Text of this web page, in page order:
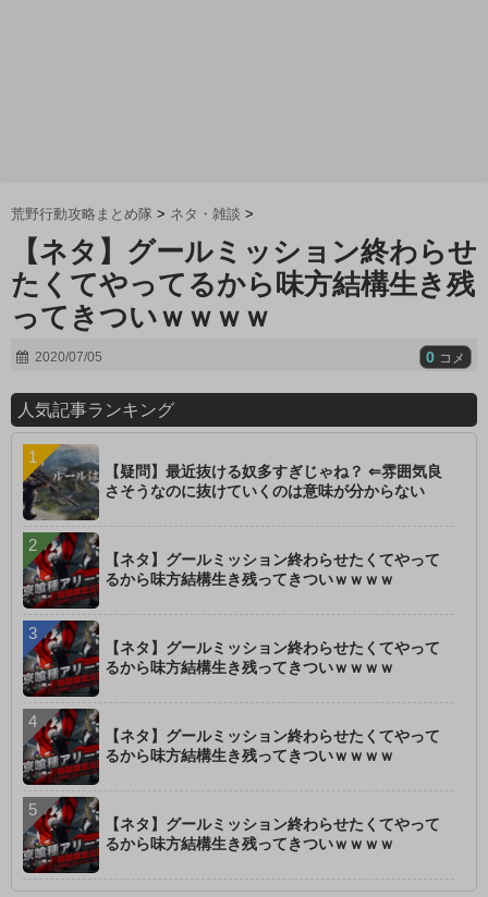
荒野行動攻略まとめ隊 > ネタ・雑談 >
【ネタ】グールミッション終わらせ
たくてやってるから味方結構生き残
ってきついｗｗｗｗ
2020/07/05 0 コメ
人気記事ランキング
【疑問】最近抜ける奴多すぎじゃね？ ⇐雰囲気良
さそうなのに抜けていくのは意味が分からない
【ネタ】グールミッション終わらせたくてやって
るから味方結構生き残ってきついｗｗｗｗ
【ネタ】グールミッション終わらせたくてやって
るから味方結構生き残ってきついｗｗｗｗ
【ネタ】グールミッション終わらせたくてやって
るから味方結構生き残ってきついｗｗｗｗ
【ネタ】グールミッション終わらせたくてやって
るから味方結構生き残ってきついｗｗｗｗ